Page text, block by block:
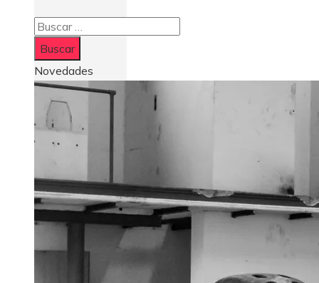
Buscar:
Novedades